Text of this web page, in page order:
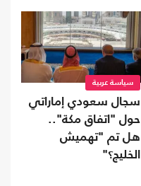
سياسة عربية
سجال سعودي إماراتي
حول "اتفاق مكة"..
هل تم "تهميش
الخليج؟"